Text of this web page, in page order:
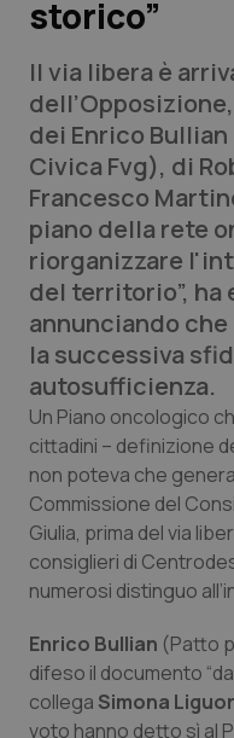
Lettere al direttore
Edizioni Regionali
QS Pro
Professionisti
Abruzzo
Basilicata
Calabria
Campania
Emilia-Romagna
Lazio
QS Pro Gold
Artrite & artrosi
Asma & BPCO
Car-T
Colesterolo &
Diabete &
QS Club
storico”
Il via libera è
dei Enrico
Civica Fvg), di
Francesco
piano della rete
riorganizzare
del territorio”, ha
annunciando
la successiva
autosufficienza.
Un Piano oncologico
cittadini – definizione
non poteva che
Commissione del
Giulia, prima del via
consiglieri di
numerosi distinguo
Enrico Bullian (Patto
difeso il documento
collega Simona
voto hanno detto sì al